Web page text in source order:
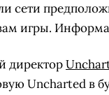
сети
игры.
директор
Uncharted в